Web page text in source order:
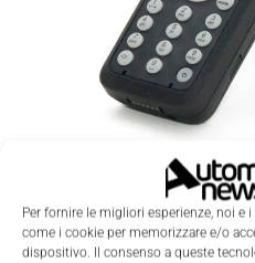
Per fornire le migliori esperienze, noi
come i cookie per memorizzare e/o
dispositivo. Il consenso a queste
Dispositivo smart
tascabile per la
La Redazione - 17 Aprile 2012